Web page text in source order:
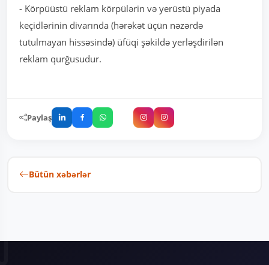
- Körpüüstü reklam körpülərin və yerüstü piyada
keçidlərinin divarında (hərəkət üçün nəzərdə
tutulmayan hissəsində) üfüqi şəkildə yerləşdirilən
reklam qurğusudur.
Paylaş
Bütün xəbərlər